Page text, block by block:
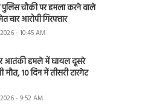
चौकी पर हमला करने वाले
चार आरोपी गिरफ्तार
- 10:45 AM
आतंकी हमले में घायल दूसरे
10 दिन में तीसरी टारगेट
- 9:52 AM